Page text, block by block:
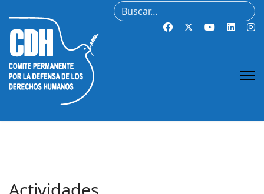
Buscar